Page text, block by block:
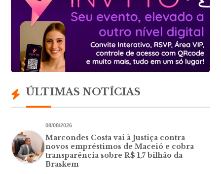
ÚLTIMAS NOTÍCIAS
08/08/2026
Marcondes Costa vai à Justiça contra
novos empréstimos de Maceió e cobra
transparência sobre R$ 1,7 bilhão da
Braskem